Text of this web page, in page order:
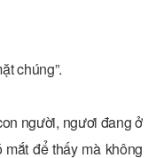
chúng”.
người, ngươi đang ở
để thấy mà không